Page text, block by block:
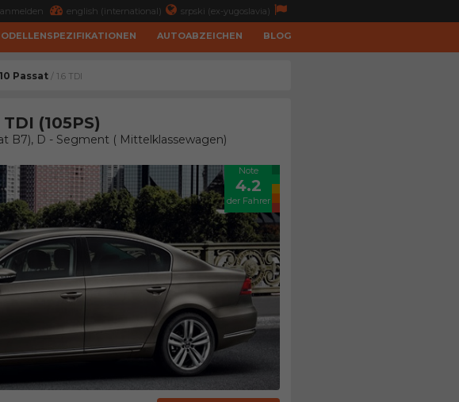
anmelden english (international) srpski (ex-yugoslavia)
AUTOABZEICHEN BLOG
Passat / 1.6 TDI
(105PS)
B7), D - Segment ( Mittelklassewagen)
Note
4.2
der Fahrer